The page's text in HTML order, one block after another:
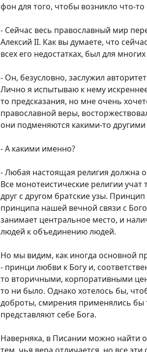
фон для того, чтобы возникло что-
- Сейчас весь православный мир
Алексий II. Как вы думаете, что
всех его недостатках, был для
- Он, безусловно, заслужил
Лично я испытываю к нему
то предсказания, но мне очень
православной веры,
они подменяются какими-то
- А какими именно?
- Любая настоящая религия должна
Все монотеистические религии
друг с другом братские узы.
принципа нашей вечной связи с
занимает центральное место, и
людей к объединению людей.
Но мы видим, как иногда основной
- принци любви к Богу и,
то вторичными, корпоративными
то ни было. Однако хотелось бы,
доброты, смирения применялись
представляют себе Бога.
Наверняка, в Писании можно найти